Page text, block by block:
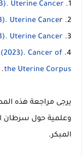
1.
Uterine Cancer
2.
Uterine Cancer.
3.
Uterine Cancer
4.
Cancer of
the Uterine Corpus
.
يرجى مراجعة هذه
وعلمية حول سرطان
المبكر.